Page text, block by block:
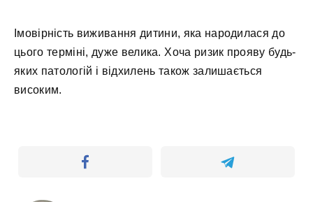
Імовірність виживання дитини, яка народилася до
цього терміні, дуже велика. Хоча ризик прояву будь-
яких патологій і відхилень також залишається
високим.